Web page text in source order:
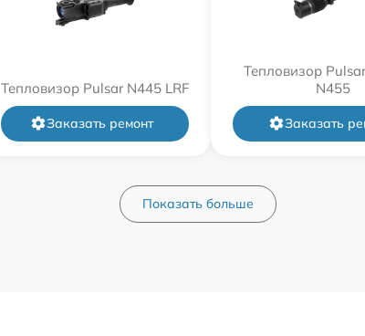
Тепловизор Pulsar N445 LRF
Заказать ремонт
Тепловизор
N455
Заказать
Показать больше